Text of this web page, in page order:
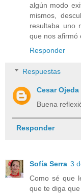
algún modo
mismos,
resultaba uno
que nos afirmó
Responder
Respuestas
Cesar Ojeda
Buena
Responder
Sofía Serra 3
Como sé que
que te diga